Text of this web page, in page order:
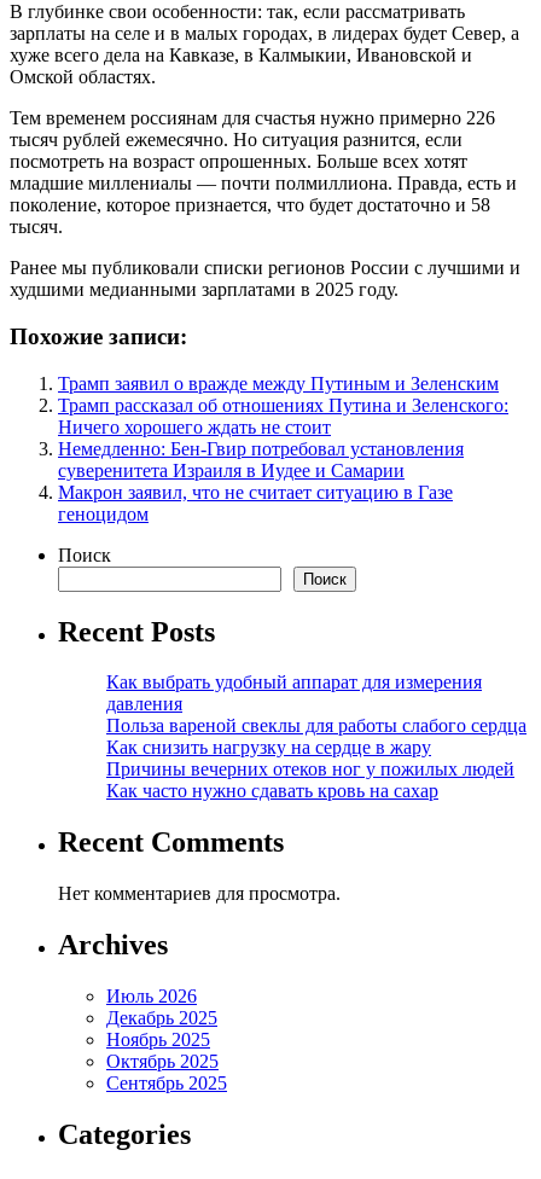
В глубинке свои особенности: так, если рассматривать
зарплаты на селе и в малых городах, в лидерах будет Север, а
хуже всего дела на Кавказе, в Калмыкии, Ивановской и
Омской областях.
Тем временем россиянам для счастья нужно примерно 226
тысяч рублей ежемесячно. Но ситуация разнится, если
посмотреть на возраст опрошенных. Больше всех хотят
младшие миллениалы — почти полмиллиона. Правда, есть и
поколение, которое признается, что будет достаточно и 58
тысяч.
Ранее мы публиковали списки регионов России с лучшими и
худшими медианными зарплатами в 2025 году.
Похожие записи:
Трамп заявил о вражде между Путиным и Зеленским
Трамп рассказал об отношениях Путина и Зеленского:
Ничего хорошего ждать не стоит
Немедленно: Бен-Гвир потребовал установления
суверенитета Израиля в Иудее и Самарии
Макрон заявил, что не считает ситуацию в Газе
геноцидом
Поиск
Поиск
Recent Posts
Как выбрать удобный аппарат для измерения
давления
Польза вареной свеклы для работы слабого сердца
Как снизить нагрузку на сердце в жару
Причины вечерних отеков ног у пожилых людей
Как часто нужно сдавать кровь на сахар
Recent Comments
Нет комментариев для просмотра.
Archives
Июль 2026
Декабрь 2025
Ноябрь 2025
Октябрь 2025
Сентябрь 2025
Categories